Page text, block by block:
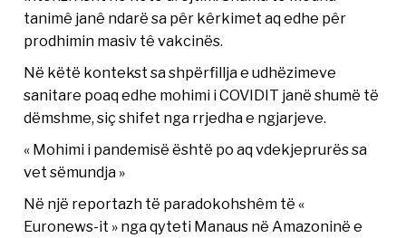
tanimê janê ndarë sa pêr kêrkimet aq edhe pêr
prodhimin masiv tê vakcinës.
Në këtë kontekst sa shpërfillja e udhëzimeve
sanitare poaq edhe mohimi i COVIDIT janë shumë të
dëmshme, siç shifet nga rrjedha e ngjarjeve.
« Mohimi i pandemisë është po aq vdekjeprurës sa
vet sëmundja »
Në një reportazh të paradokohshêm të «
Euronews-it » nga qyteti Manaus në Amazoninë e